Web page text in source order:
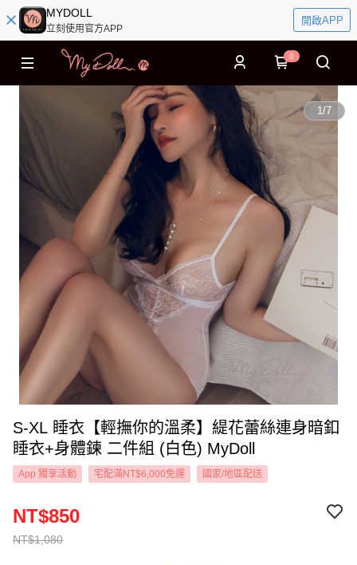
MYDOLL
立刻使用官方APP
開啟APP
0
1/7
S-XL 睡衣【輕撫你的溫柔】緹花蕾絲連身暗釦
睡衣+身體鍊 二件組 (白色) MyDoll
App 獨享活動 宅配滿NT$6,000免運 國家/地區配送
NT$1,080
NT$850